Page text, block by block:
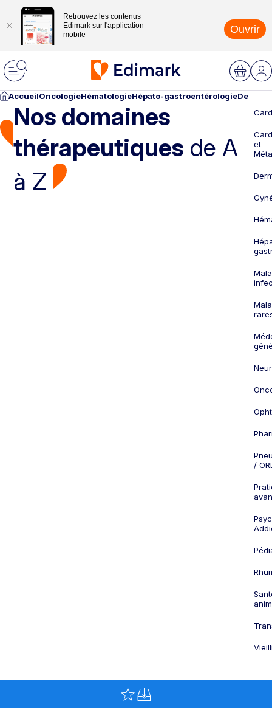
Retrouvez les contenus
Edimark sur l'application
mobile
Ouvrir
AccueilOncologieHématologieHépato-gastroentérologie
Nos domaines
thérapeutiques de A
à Z
et
/